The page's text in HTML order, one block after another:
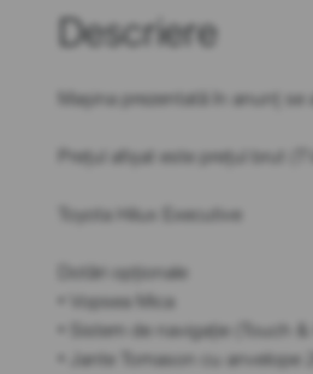
Descriere
Mașina prezentată în anunț se
Prețul afișat este prețul brut
Toyota Hilux Executive
Dotări opționale
• Vopsea Mica
• Sistem de navigație (Touch &
• Jante Tomason cu anvelope